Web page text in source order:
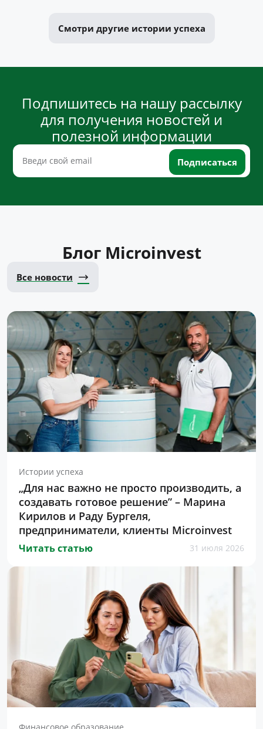
Смотри другие истории успеха
Подпишитесь на нашу рассылку
для получения новостей и
полезной информации
Блог Microinvest
Все новости
Истории успеха
„Для нас важно не просто производить, а
создавать готовое решение” – Марина
Кирилов и Раду Бургеля,
предприниматели, клиенты Microinvest
Читать статью 31 июля 2026